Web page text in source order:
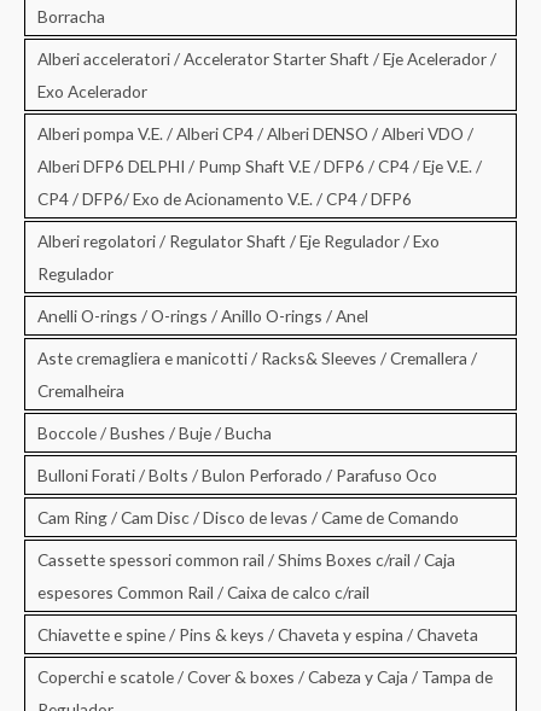
Borracha
Alberi acceleratori / Accelerator Starter Shaft / Eje Acelerador /
Exo Acelerador
Alberi pompa V.E. / Alberi CP4 / Alberi DENSO / Alberi VDO /
Alberi DFP6 DELPHI / Pump Shaft V.E / DFP6 / CP4 / Eje V.E. /
CP4 / DFP6/ Exo de Acionamento V.E. / CP4 / DFP6
Alberi regolatori / Regulator Shaft / Eje Regulador / Exo
Regulador
Anelli O-rings / O-rings / Anillo O-rings / Anel
Aste cremagliera e manicotti / Racks& Sleeves / Cremallera /
Cremalheira
Boccole / Bushes / Buje / Bucha
Bulloni Forati / Bolts / Bulon Perforado / Parafuso Oco
Cam Ring / Cam Disc / Disco de levas / Came de Comando
Cassette spessori common rail / Shims Boxes c/rail / Caja
espesores Common Rail / Caixa de calco c/rail
Chiavette e spine / Pins & keys / Chaveta y espina / Chaveta
Coperchi e scatole / Cover & boxes / Cabeza y Caja / Tampa de